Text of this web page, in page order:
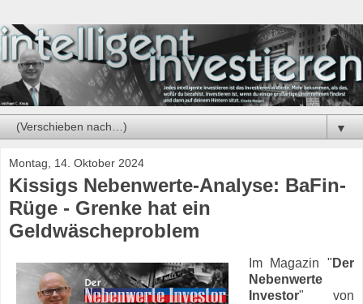
▼
Montag, 14. Oktober 2024
Kissigs Nebenwerte-Analyse: BaFin-
Rüge - Grenke hat ein
Geldwäscheproblem
Im Magazin " Der
Nebenwerte
Investor" von